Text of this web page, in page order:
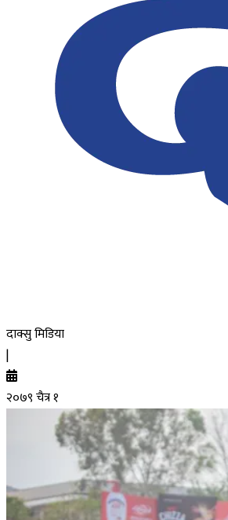
दाक्सु मिडिया
|
२०७९ चैत्र १